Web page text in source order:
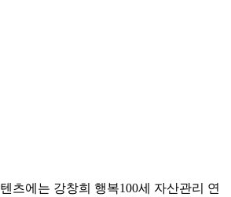
츠에는 강창희 행복100세 자산관리 연